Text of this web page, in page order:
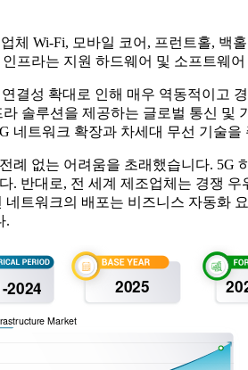
체 Wi-Fi, 모바일 코어, 프런트홀, 백
프라는 지원 하드웨어 및 소프트웨
결성 확대로 인해 매우 역동적이고
솔루션을 제공하는 글로벌 통신 및
네트워크 확장과 차세대 무선 기술을
없는 어려움을 초래했습니다. 5G
반대로, 전 세계 제조업체는 경쟁
트워크의 배포는 비즈니스 자동화
.